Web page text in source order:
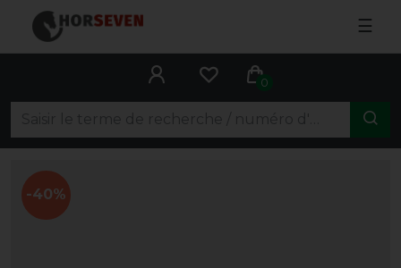
☰
0
-40%